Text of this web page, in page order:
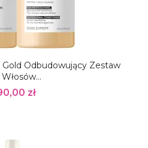
Gold Odbudowujący Zestaw
zł